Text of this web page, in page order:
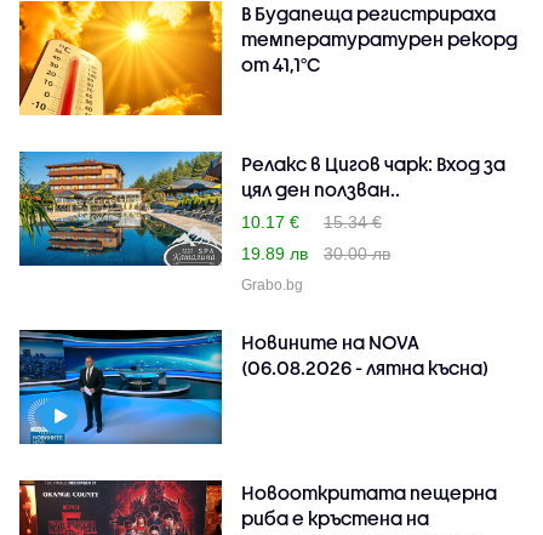
В Будапеща регистрираха
температуратурен рекорд
от 41,1°C
Релакс в Цигов чарк: Вход за
цял ден ползван..
10.17 €
15.34 €
19.89 лв
30.00 лв
Grabo.bg
Новините на NOVA
(06.08.2026 - лятна късна)
Новооткритата пещерна
риба е кръстена на